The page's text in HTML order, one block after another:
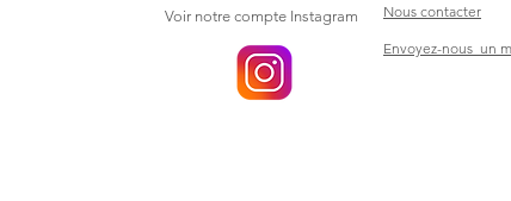
Voir notre compte Instagram Nous contacter
Envoyez-nous un